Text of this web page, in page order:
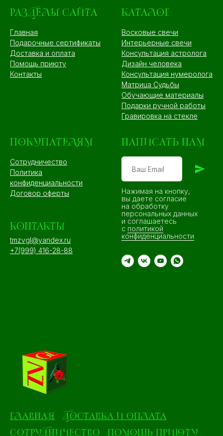
РАЗДЕЛЫ САЙТА
Главная
Подарочные сертификаты
Доставка и оплата
Помощь приюту
Контакты
КАТАЛОГ
Восковые свечи
Интерьерные свечи
Консультация астролога
Дизайн человека
Консультация нумеролога
Матрица Судьбы
Обучающие материалы
Подарки ручной работы
Гравировка на стекле
ПОКУПАТЕЛЯМ
Сотрудничество
Политика
конфиденциальности
Договор оферты
КОНТАКТЫ
tmzvgl@yandex.ru
+7(999) 416-28-88
НАПИСАТЬ НАМ
Нажимая на кнопку,
вы даете согласие
на обработку
персональных данных
и соглашаетесь
c политикой
конфиденциальности
ГЛАВНАЯ
ДОСТАВКА И ОПЛАТА
СОТРУДНИЧЕСТВО
ПОМОЩЬ ПРИЮТУ